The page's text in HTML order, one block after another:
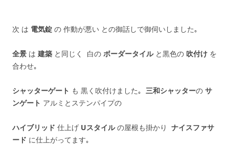
次 は 電気錠 の 作動が悪い との御話しで御伺いしました｡
全景 は 建築 と同じく 白の ボーダータイルと黒色の 吹付け を
合わせ｡
シャッターゲート も 黒く吹付けました｡ 三和シャッターの サ
ンゲート アルミとステンパイプの
ハイブリッド 仕上げ Uスタイルの屋根も掛かり ナイスファサ
ード に仕上がってます｡